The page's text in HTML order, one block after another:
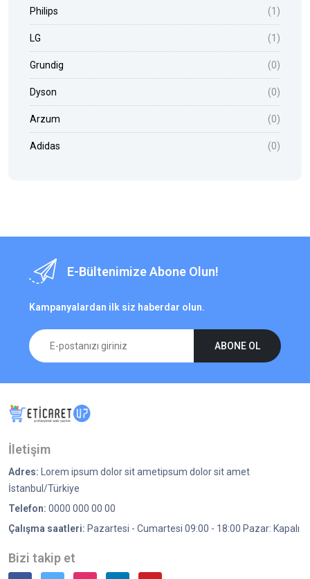
Philips (1)
LG (1)
Grundig (0)
Dyson (0)
Arzum (0)
Adidas (0)
E-Bültenimize Abone Olun!
Kampanyalardan ilk siz haberdar olun.
ABONE OL
İletişim
Adres: Lorem ipsum dolor sit ametipsum dolor sit amet
İstanbul/Türkiye
Telefon: 0000 000 00 00
Çalışma saatleri: Pazartesi - Cumartesi 09:00 - 18:00 Pazar: Kapalı
Bizi takip et